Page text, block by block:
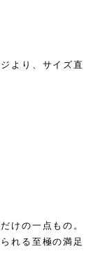
より、サイズ直
けの一点もの。
れる至極の満足